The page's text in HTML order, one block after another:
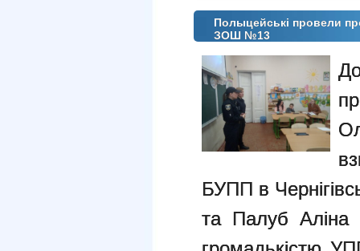
Полыцейські провели
ЗОШ №13
БУПП в
та Палуб Аліна